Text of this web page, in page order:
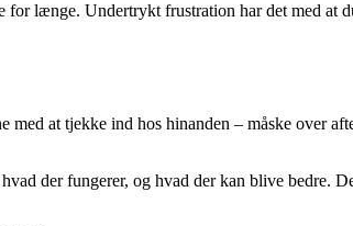
længe. Undertrykt frustration har det med at
at tjekke ind hos hinanden – måske over
der fungerer, og hvad der kan blive